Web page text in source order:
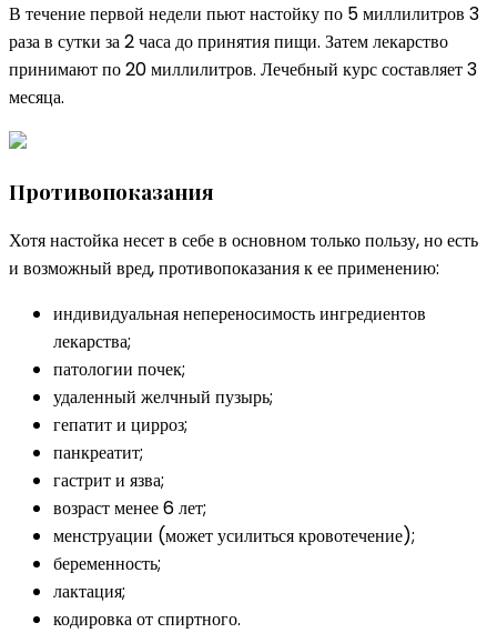
В течение первой недели пьют настойку по 5 миллилитров 3
раза в сутки за 2 часа до принятия пищи. Затем лекарство
принимают по 20 миллилитров. Лечебный курс составляет 3
месяца.
Противопоказания
Хотя настойка несет в себе в основном только пользу, но есть
и возможный вред, противопоказания к ее применению:
индивидуальная непереносимость ингредиентов
лекарства;
патологии почек;
удаленный желчный пузырь;
гепатит и цирроз;
панкреатит;
гастрит и язва;
возраст менее 6 лет;
менструации (может усилиться кровотечение);
беременность;
лактация;
кодировка от спиртного.